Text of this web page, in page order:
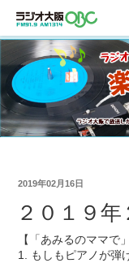
2019年02月16日
２０１９年
【「あみるのママで
1. もしもピアノが